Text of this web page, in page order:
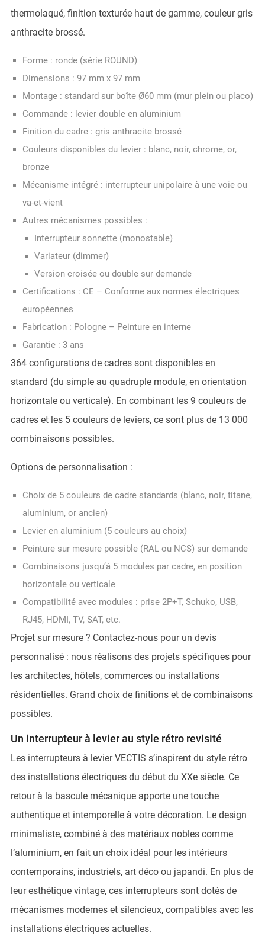
thermolaqué, finition texturée haut de gamme, couleur gris
anthracite brossé.
Forme : ronde (série ROUND)
Dimensions : 97 mm x 97 mm
Montage : standard sur boîte Ø60 mm (mur plein ou placo)
Commande : levier double en aluminium
Finition du cadre : gris anthracite brossé
Couleurs disponibles du levier : blanc, noir, chrome, or,
bronze
Mécanisme intégré : interrupteur unipolaire à une voie ou
va-et-vient
Autres mécanismes possibles :
Interrupteur sonnette (monostable)
Variateur (dimmer)
Version croisée ou double sur demande
Certifications : CE – Conforme aux normes électriques
européennes
Fabrication : Pologne – Peinture en interne
Garantie : 3 ans
364 configurations de cadres sont disponibles en
standard (du simple au quadruple module, en orientation
horizontale ou verticale). En combinant les 9 couleurs de
cadres et les 5 couleurs de leviers, ce sont plus de 13 000
combinaisons possibles.
Options de personnalisation :
Choix de 5 couleurs de cadre standards (blanc, noir, titane,
aluminium, or ancien)
Levier en aluminium (5 couleurs au choix)
Peinture sur mesure possible (RAL ou NCS) sur demande
Combinaisons jusqu’à 5 modules par cadre, en position
horizontale ou verticale
Compatibilité avec modules : prise 2P+T, Schuko, USB,
RJ45, HDMI, TV, SAT, etc.
Projet sur mesure ? Contactez-nous pour un devis
personnalisé : nous réalisons des projets spécifiques pour
les architectes, hôtels, commerces ou installations
résidentielles. Grand choix de finitions et de combinaisons
possibles.
Un interrupteur à levier au style rétro revisité
Les interrupteurs à levier VECTIS s’inspirent du style rétro
des installations électriques du début du XXe siècle. Ce
retour à la bascule mécanique apporte une touche
authentique et intemporelle à votre décoration. Le design
minimaliste, combiné à des matériaux nobles comme
l’aluminium, en fait un choix idéal pour les intérieurs
contemporains, industriels, art déco ou japandi. En plus de
leur esthétique vintage, ces interrupteurs sont dotés de
mécanismes modernes et silencieux, compatibles avec les
installations électriques actuelles.